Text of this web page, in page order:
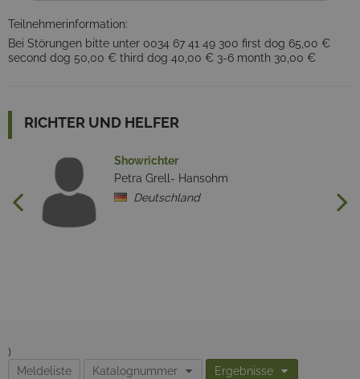
Teilnehmerinformation:
Bei Störungen bitte unter 0034 67 41 49 300 first dog 65,00 €
second dog 50,00 € third dog 40,00 € 3-6 month 30,00 €
RICHTER UND HELFER
Showrichter
Petra Grell- Hansohm
Deutschland
)
Meldeliste
Katalognummer
Ergebnisse